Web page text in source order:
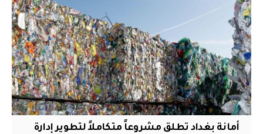
أمانة بغداد تطلق مشروعاً متكاملاً لتطوير إدارة